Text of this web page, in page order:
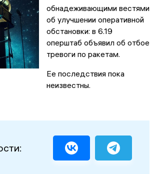
обнадеживающими вестями
об улучшении оперативной
обстановки: в 6.19
оперштаб объявил об отбое
тревоги по ракетам.
Ее последствия пока
неизвестны.